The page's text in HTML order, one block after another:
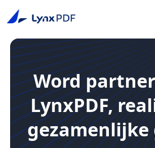
Word
LynxPDF,
gezamenlijke